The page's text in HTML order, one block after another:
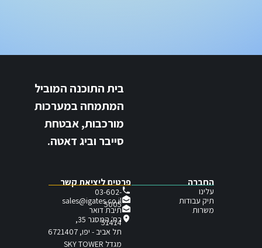
בית התוכנה המוביל
המתמחה במערכות
מורכבות, אבטחת
סייבר וביג דאטה.
פרטים ליציאת קשר
03-602-
5005
sales@igates.co.il
תיבת דואר
51414
רח׳ המסגר 35,
תל אביב - יפו, 6721407
מגדל SKY TOWER
החברה
עלינו
תיק עבודות
משרות